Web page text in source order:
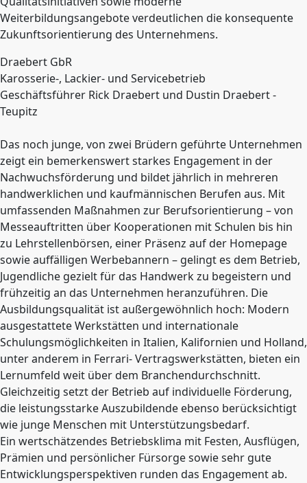
Weiterbildungsangebote verdeutlichen die konsequente
Zukunftsorientierung des Unternehmens.
Draebert GbR
Karosserie-, Lackier- und Servicebetrieb
Geschäftsführer Rick Draebert und Dustin Draebert -
Teupitz
Das noch junge, von zwei Brüdern geführte Unternehmen
zeigt ein bemerkenswert starkes Engagement in der
Nachwuchsförderung und bildet jährlich in mehreren
handwerklichen und kaufmännischen Berufen aus. Mit
umfassenden Maßnahmen zur Berufsorientierung – von
Messeauftritten über Kooperationen mit Schulen bis hin
zu Lehrstellenbörsen, einer Präsenz auf der Homepage
sowie auffälligen Werbebannern – gelingt es dem Betrieb,
Jugendliche gezielt für das Handwerk zu begeistern und
frühzeitig an das Unternehmen heranzuführen. Die
Ausbildungsqualität ist außergewöhnlich hoch: Modern
ausgestattete Werkstätten und internationale
Schulungsmöglichkeiten in Italien, Kalifornien und Holland,
unter anderem in Ferrari- Vertragswerkstätten, bieten ein
Lernumfeld weit über dem Branchendurchschnitt.
Gleichzeitig setzt der Betrieb auf individuelle Förderung,
die leistungsstarke Auszubildende ebenso berücksichtigt
wie junge Menschen mit Unterstützungsbedarf.
Ein wertschätzendes Betriebsklima mit Festen, Ausflügen,
Prämien und persönlicher Fürsorge sowie sehr gute
Entwicklungsperspektiven runden das Engagement ab.